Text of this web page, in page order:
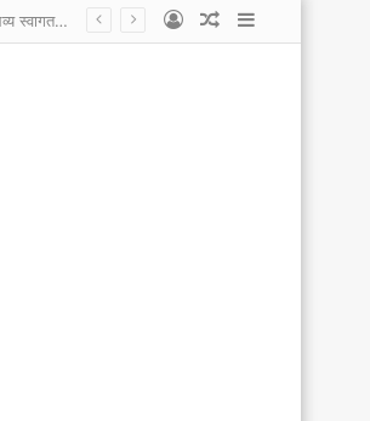
कोटा नगरपालिका के कर्मचारी हड़ताल पर, सांसद प्रतिनिधि, एल्डरमैन पर लगाए आरोप कहा काम नहीं करने देते, एल्डरमैन और सांसद प्रतिनिधि ने कहा कर्मचारी कई साल से यहां टिके है इसलिए काम करना नहीं चाहते । Sidebar
Random
Log